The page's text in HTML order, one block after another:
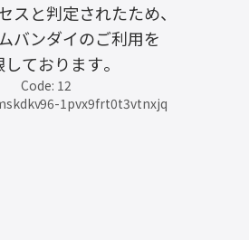
スと判定されたため、
バンダイのご利用を
ております。
Code: 12
1pvx9frt0t3vtnxjq